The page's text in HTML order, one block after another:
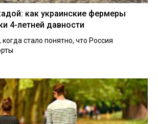
как украинские фермеры
4-летней давности
стало понятно, что Россия